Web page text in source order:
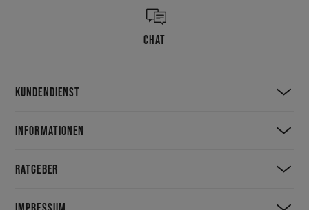
CHAT
KUNDENDIENST
INFORMATIONEN
RATGEBER